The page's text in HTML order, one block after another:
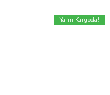
Yarın Kargoda!